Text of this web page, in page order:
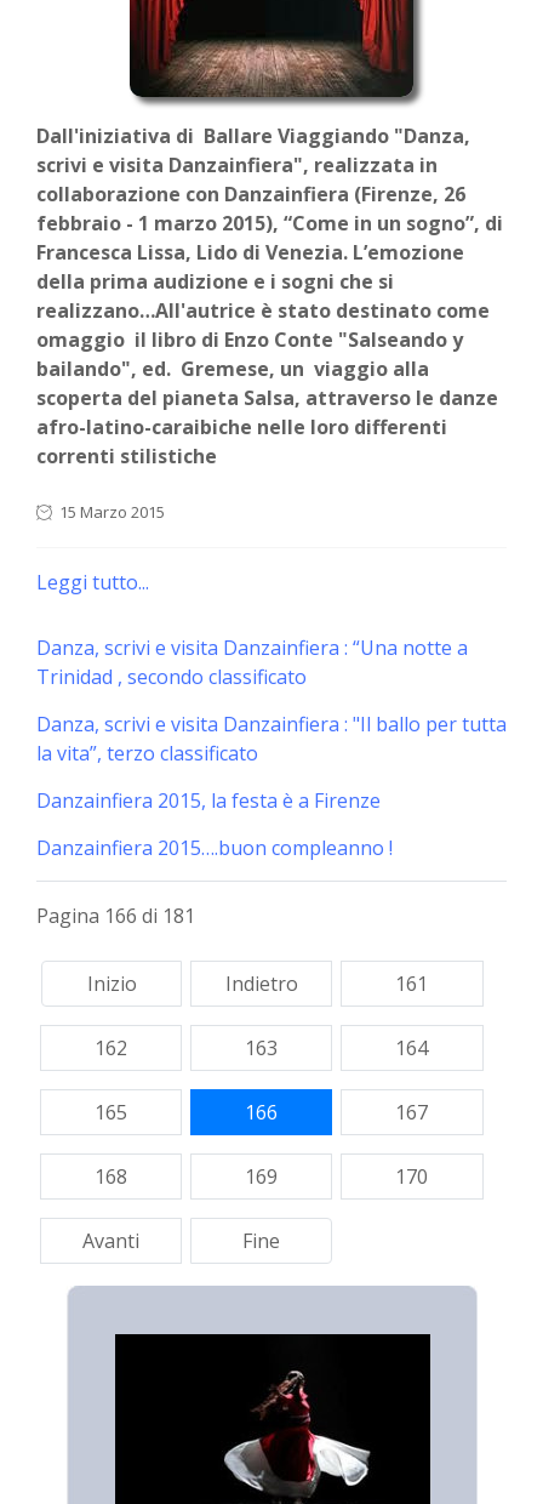
Dall'iniziativa di Ballare Viaggiando "Danza,
scrivi e visita Danzainfiera", realizzata in
collaborazione con Danzainfiera (Firenze, 26
febbraio - 1 marzo 2015), “Come in un sogno”, di
Francesca Lissa, Lido di Venezia. L’emozione
della prima audizione e i sogni che si
realizzano…All'autrice è stato destinato come
omaggio il libro di Enzo Conte "Salseando y
bailando", ed. Gremese, un viaggio alla
scoperta del pianeta Salsa, attraverso le danze
afro-latino-caraibiche nelle loro differenti
correnti stilistiche
15 Marzo 2015
Leggi tutto...
Danza, scrivi e visita Danzainfiera : “Una notte a
Trinidad , secondo classificato
Danza, scrivi e visita Danzainfiera : "Il ballo per tutta
la vita”, terzo classificato
Danzainfiera 2015, la festa è a Firenze
Danzainfiera 2015….buon compleanno !
Pagina 166 di 181
Inizio Indietro 161
162 163 164
165 166 167
168 169 170
Avanti Fine